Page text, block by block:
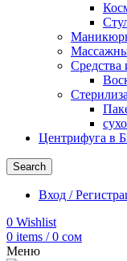
Средства
Центрифуга в
Search
Вход /
0 Wishlist
0 items / 0 сом
Меню